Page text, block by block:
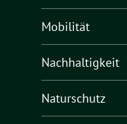
Mobilität
Nachhaltigkeit
Naturschutz